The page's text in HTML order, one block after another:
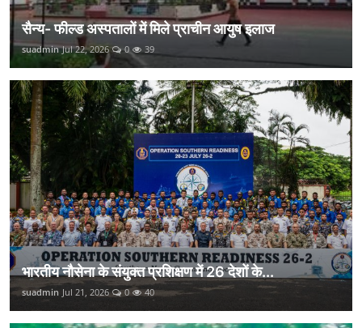
सैन्य- फील्ड अस्पतालों में मिले प्राचीन आयुष इलाज
suadmin Jul 22, 2026 0 39
भारतीय नौसेना के संयुक्त प्रशिक्षण में 26 देशों के...
suadmin Jul 21, 2026 0 40